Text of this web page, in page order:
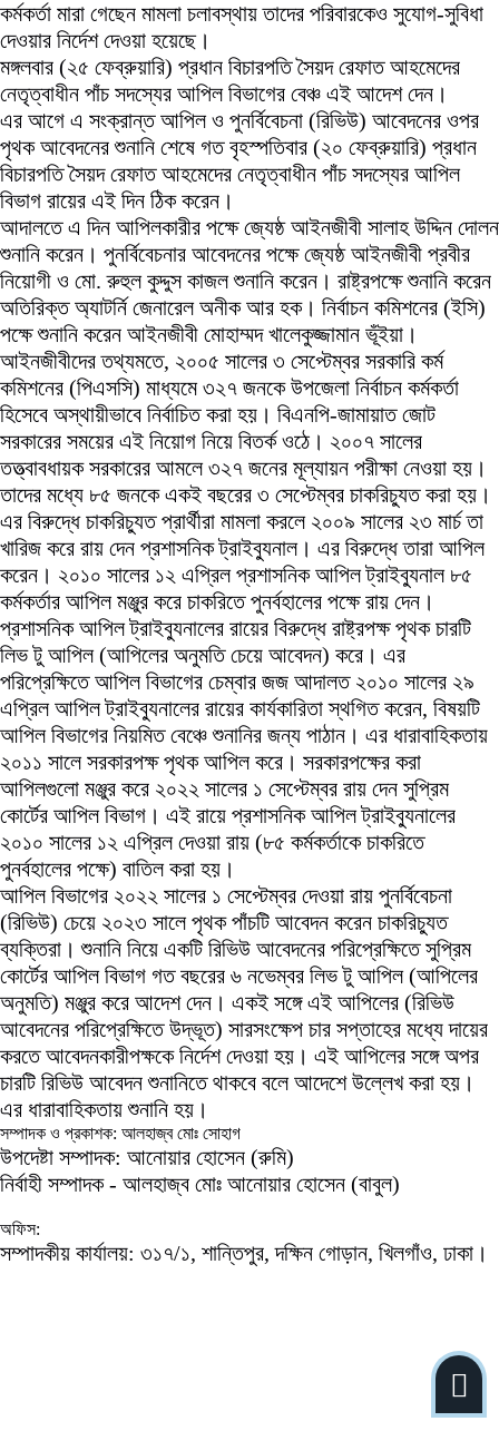
কর্মকর্তা মারা গেছেন মামলা চলাবস্থায় তাদের পরিবারকেও সুযোগ-সুবিধা
দেওয়ার নির্দেশ দেওয়া হয়েছে।
মঙ্গলবার (২৫ ফেব্রুয়ারি) প্রধান বিচারপতি সৈয়দ রেফাত আহমেদের
নেতৃত্বাধীন পাঁচ সদস্যের আপিল বিভাগের বেঞ্চ এই আদেশ দেন।
এর আগে এ সংক্রান্ত আপিল ও পুনর্বিবেচনা (রিভিউ) আবেদনের ওপর
পৃথক আবেদনের শুনানি শেষে গত বৃহস্পতিবার (২০ ফেব্রুয়ারি) প্রধান
বিচারপতি সৈয়দ রেফাত আহমেদের নেতৃত্বাধীন পাঁচ সদস্যের আপিল
বিভাগ রায়ের এই দিন ঠিক করেন।
আদালতে এ দিন আপিলকারীর পক্ষে জ্যেষ্ঠ আইনজীবী সালাহ উদ্দিন দোলন
শুনানি করেন। পুনর্বিবেচনার আবেদনের পক্ষে জ্যেষ্ঠ আইনজীবী প্রবীর
নিয়োগী ও মো. রুহুল কুদ্দুস কাজল শুনানি করেন। রাষ্ট্রপক্ষে শুনানি করেন
অতিরিক্ত অ্যাটর্নি জেনারেল অনীক আর হক। নির্বাচন কমিশনের (ইসি)
পক্ষে শুনানি করেন আইনজীবী মোহাম্মদ খালেকুজ্জামান ভূঁইয়া।
আইনজীবীদের তথ্যমতে, ২০০৫ সালের ৩ সেপ্টেম্বর সরকারি কর্ম
কমিশনের (পিএসসি) মাধ্যমে ৩২৭ জনকে উপজেলা নির্বাচন কর্মকর্তা
হিসেবে অস্থায়ীভাবে নির্বাচিত করা হয়। বিএনপি-জামায়াত জোট
সরকারের সময়ের এই নিয়োগ নিয়ে বিতর্ক ওঠে। ২০০৭ সালের
তত্ত্বাবধায়ক সরকারের আমলে ৩২৭ জনের মূল্যায়ন পরীক্ষা নেওয়া হয়।
তাদের মধ্যে ৮৫ জনকে একই বছরের ৩ সেপ্টেম্বর চাকরিচ্যুত করা হয়।
এর বিরুদ্ধে চাকরিচ্যুত প্রার্থীরা মামলা করলে ২০০৯ সালের ২৩ মার্চ তা
খারিজ করে রায় দেন প্রশাসনিক ট্রাইব্যুনাল। এর বিরুদ্ধে তারা আপিল
করেন। ২০১০ সালের ১২ এপ্রিল প্রশাসনিক আপিল ট্রাইব্যুনাল ৮৫
কর্মকর্তার আপিল মঞ্জুর করে চাকরিতে পুনর্বহালের পক্ষে রায় দেন।
প্রশাসনিক আপিল ট্রাইব্যুনালের রায়ের বিরুদ্ধে রাষ্ট্রপক্ষ পৃথক চারটি
লিভ টু আপিল (আপিলের অনুমতি চেয়ে আবেদন) করে। এর
পরিপ্রেক্ষিতে আপিল বিভাগের চেম্বার জজ আদালত ২০১০ সালের ২৯
এপ্রিল আপিল ট্রাইব্যুনালের রায়ের কার্যকারিতা স্থগিত করেন, বিষয়টি
আপিল বিভাগের নিয়মিত বেঞ্চে শুনানির জন্য পাঠান। এর ধারাবাহিকতায়
২০১১ সালে সরকারপক্ষ পৃথক আপিল করে। সরকারপক্ষের করা
আপিলগুলো মঞ্জুর করে ২০২২ সালের ১ সেপ্টেম্বর রায় দেন সুপ্রিম
কোর্টের আপিল বিভাগ। এই রায়ে প্রশাসনিক আপিল ট্রাইব্যুনালের
২০১০ সালের ১২ এপ্রিল দেওয়া রায় (৮৫ কর্মকর্তাকে চাকরিতে
পুনর্বহালের পক্ষে) বাতিল করা হয়।
আপিল বিভাগের ২০২২ সালের ১ সেপ্টেম্বর দেওয়া রায় পুনর্বিবেচনা
(রিভিউ) চেয়ে ২০২৩ সালে পৃথক পাঁচটি আবেদন করেন চাকরিচ্যুত
ব্যক্তিরা। শুনানি নিয়ে একটি রিভিউ আবেদনের পরিপ্রেক্ষিতে সুপ্রিম
কোর্টের আপিল বিভাগ গত বছরের ৬ নভেম্বর লিভ টু আপিল (আপিলের
অনুমতি) মঞ্জুর করে আদেশ দেন। একই সঙ্গে এই আপিলের (রিভিউ
আবেদনের পরিপ্রেক্ষিতে উদ্ভূত) সারসংক্ষেপ চার সপ্তাহের মধ্যে দায়ের
করতে আবেদনকারীপক্ষকে নির্দেশ দেওয়া হয়। এই আপিলের সঙ্গে অপর
চারটি রিভিউ আবেদন শুনানিতে থাকবে বলে আদেশে উল্লেখ করা হয়।
এর ধারাবাহিকতায় শুনানি হয়।
সম্পাদক ও প্রকাশক: আলহাজ্ব মোঃ সোহাগ
উপদেষ্টা সম্পাদক: আনোয়ার হোসেন (রুমি)
নির্বাহী সম্পাদক - আলহাজ্ব মোঃ আনোয়ার হোসেন (বাবুল)
অফিস:
সম্পাদকীয় কার্যালয়: ৩১৭/১, শান্তিপুর, দক্ষিন গোড়ান, খিলগাঁও, ঢাকা।